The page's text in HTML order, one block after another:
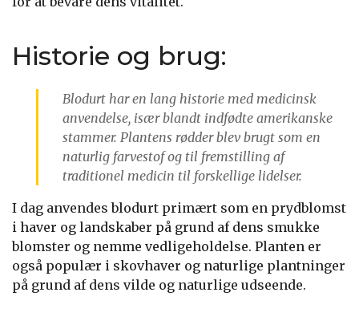
Historie og brug:
Blodurt har en lang historie med medicinsk
anvendelse, især blandt indfødte amerikanske
stammer. Plantens rødder blev brugt som en
naturlig farvestof og til fremstilling af
traditionel medicin til forskellige lidelser.
I dag anvendes blodurt primært som en prydblomst
i haver og landskaber på grund af dens smukke
blomster og nemme vedligeholdelse. Planten er
også populær i skovhaver og naturlige plantninger
på grund af dens vilde og naturlige udseende.